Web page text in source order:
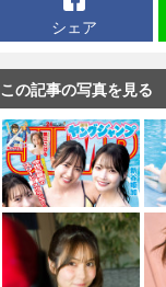
シェア
この記事の写真を見る